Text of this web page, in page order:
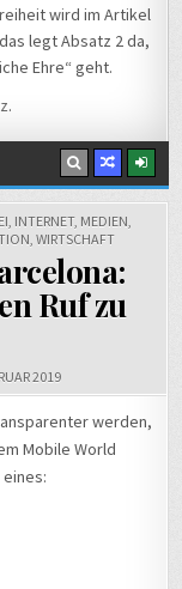
wird im Artikel
legt Absatz 2 da,
Ehre“ geht.
.
, INTERNET, MEDIEN,
, WIRTSCHAFT
Ruf zu
2019
werden,
Mobile World